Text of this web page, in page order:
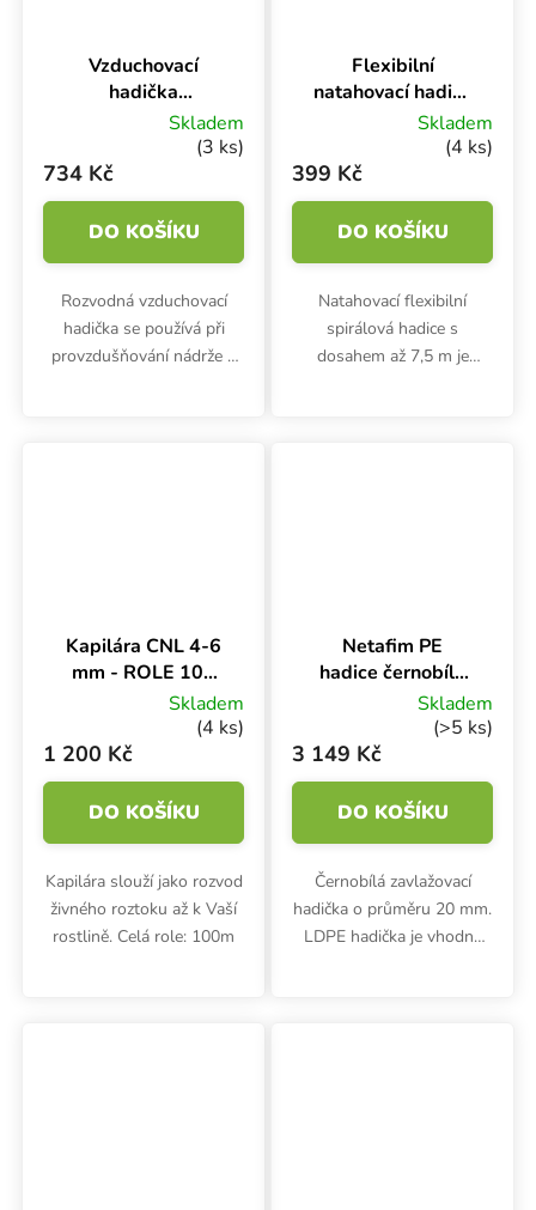
Vzduchovací
hadička
průhledná 4/6
mm, role 100 m
Skladem
(3 ks)
734 Kč
DO KOŠÍKU
Rozvodná vzduchovací
hadička se používá při
provzdušňování nádrže s
Flexibilní
natahovací hadice
9 mm, délka 7,5m
Skladem
(4 ks)
399 Kč
DO KOŠÍKU
Natahovací flexibilní
spirálová hadice s
dosahem až 7,5 m je
Kapilára CNL 4-6
mm - ROLE 100
Skladem
(4 ks)
1 200 Kč
DO KOŠÍKU
Kapilára slouží jako rozvod
živného roztoku až k Vaší
rostlině. Celá role: 100m
Netafim PE
hadice černobílá
Ø 20 mm PN4 UV,
role 100 m
Skladem
(>5 ks)
3 149 Kč
DO KOŠÍKU
Černobílá zavlažovací
hadička o průměru 20 mm.
LDPE hadička je vhodná